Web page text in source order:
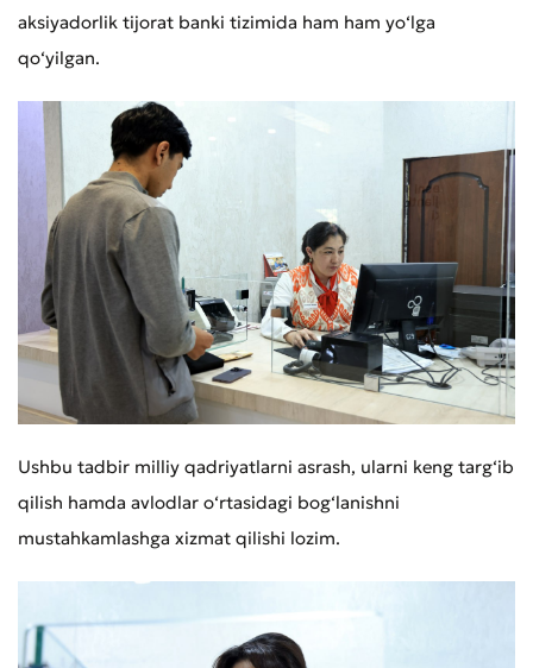
Xizmat sifatini baholang
Murojaat qoldirish
aksiyadorlik tijorat banki tizimida ham ham yo‘lga
qo‘yilgan.
Ushbu tadbir milliy qadriyatlarni asrash, ularni keng targ‘ib
qilish hamda avlodlar o‘rtasidagi bog‘lanishni
mustahkamlashga xizmat qilishi lozim.